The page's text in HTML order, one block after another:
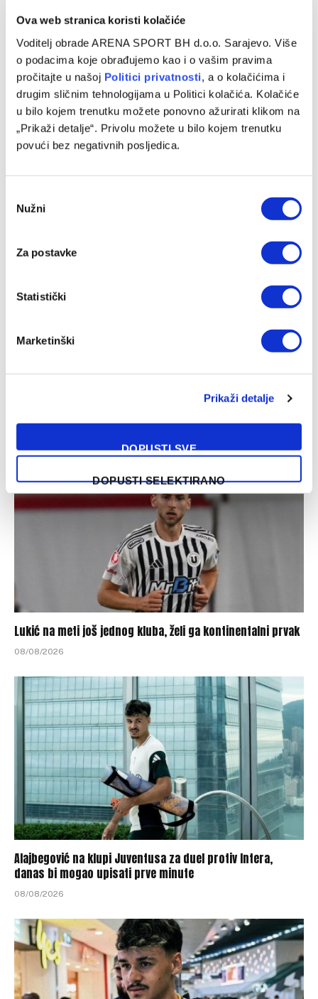
Ova web stranica koristi kolačiće
Voditelj obrade ARENA SPORT BH d.o.o. Sarajevo. Više
o podacima koje obrađujemo kao i o vašim pravima
pročitajte u našoj Politici privatnosti, a o kolačićima i
drugim sličnim tehnologijama u Politici kolačića. Kolačiće
u bilo kojem trenutku možete ponovno ažurirati klikom na
„Prikaži detalje“. Privolu možete u bilo kojem trenutku
povući bez negativnih posljedica.
Selection
Nužni
Za postavke
Statistički
Marketinški
Prikaži detalje
DOPUSTI SVE
DOPUSTI SELEKTIRANO
Preminuo otac Lionela Messija nakon borbe sa teškom
Počinje nova era u Staroj dami: Alajbegović debitovao za
08/08/2026
Lukić na meti još jednog kluba, želi ga kontinentalni prvak
08/08/2026
Alajbegović na klupi Juventusa za duel protiv Intera,
danas bi mogao upisati prve minute
08/08/2026